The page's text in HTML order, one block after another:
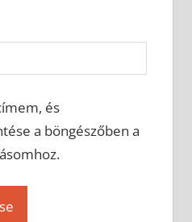
és
a böngészőben a